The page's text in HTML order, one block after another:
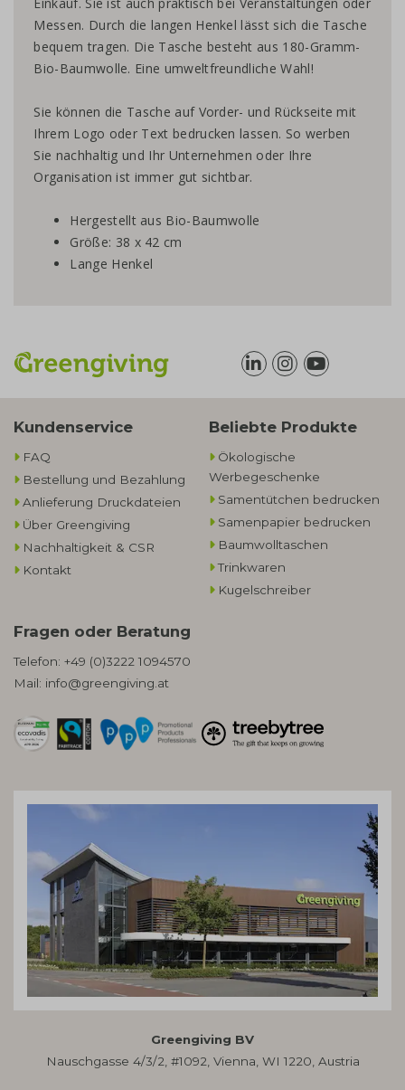
Messen. Durch die langen Henkel lässt sich die Tasche
bequem tragen. Die Tasche besteht aus 180-Gramm-
Bio-Baumwolle. Eine umweltfreundliche Wahl!
Sie können die Tasche auf Vorder- und Rückseite mit
Ihrem Logo oder Text bedrucken lassen. So werben
Sie nachhaltig und Ihr Unternehmen oder Ihre
Organisation ist immer gut sichtbar.
Hergestellt aus Bio-Baumwolle
Größe: 38 x 42 cm
Lange Henkel
Kundenservice
FAQ
Bestellung und Bezahlung
Anlieferung Druckdateien
Über Greengiving
Nachhaltigkeit & CSR
Kontakt
Beliebte Produkte
Ökologische
Werbegeschenke​
Samentütchen bedrucken
Samenpapier bedrucken
Baumwolltaschen​
Trinkwaren
Kugelschreiber
Fragen oder Beratung
Telefon: +49 (0)3222 1094570
Mail: info@greengiving.at
Greengiving BV
Nauschgasse 4/3/2, #1092, Vienna, WI 1220, Austria